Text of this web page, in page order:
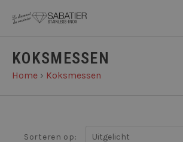
KOKSMESSEN
Home › Koksmessen
Sorteren op: